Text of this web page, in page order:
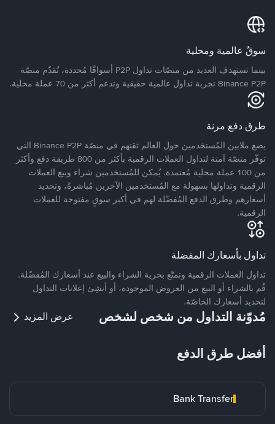
سوقٌ عالمية ومحلية
بينما تستهدف العديد من منصّات تداول P2P أسواقًا مُحددة، تُقدّم منصّة
Binance P2P تجربة تداول عالمية حقيقية وتدعم أكثر من 70 عملة محلية.
طرق دفع مرنة
يضع ملايين المُستخدمين حول العالم ثقتهم في منصّة Binance P2P التي
توفّر منصّة آمنة لتداول العملات الرقمية بأكثر من 800 طريقة دفع وأكثر
من 100 عملة محلية مُعتمدة. يُمكن للمُستخدمين شراء وبيع العملات
الرقمية وتداولها بسهولة مع المُستخدمين الآخرين مُباشرةً، وتحديد
أسعارهم وطرق الدفع المُفضّلة لهم في أكبر سوقٍ مفتوحة للعملات
الرقمية.
تداول بأسعارك المفضلة
تداول العملات الرقمية وتمتّع بحرية الشراء والبيع عند أسعارك المُفضّلة.
قُم بالشراء أو البيع من العروض الموجودة، أو أنشِئ إعلانات التداول
لتحديد أسعارك الخاصّة.
مُدوّنة التداول من شخص لشخص عرض المزيد
أفضل طرق الدفع
Bank Transfer